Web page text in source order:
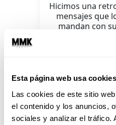
Esta página web usa cookies
Las cookies de este sitio
el contenido y los anuncios,
sociales y analizar el tráfico.
Hicimos una
mensajes que
mandan con
cómo nos